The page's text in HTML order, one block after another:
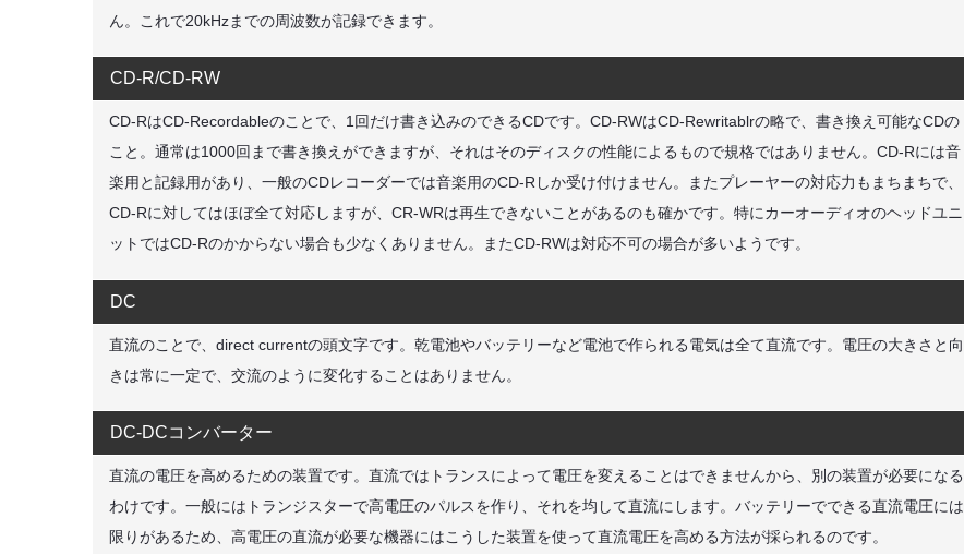
ん。これで20kHzまでの周波数が記録できます。
CD-R/CD-RW
CD-RはCD-Recordableのことで、1回だけ書き込みのできるCDです。CD-RWはCD-Rewritablrの略で、書き換え可能なCDの
こと。通常は1000回まで書き換えができますが、それはそのディスクの性能によるもので規格ではありません。CD-Rには音
楽用と記録用があり、一般のCDレコーダーでは音楽用のCD-Rしか受け付けません。またプレーヤーの対応力もまちまちで、
CD-Rに対してはほぼ全て対応しますが、CR-WRは再生できないことがあるのも確かです。特にカーオーディオのヘッドユニ
ットではCD-Rのかからない場合も少なくありません。またCD-RWは対応不可の場合が多いようです。
DC
直流のことで、direct currentの頭文字です。乾電池やバッテリーなど電池で作られる電気は全て直流です。電圧の大きさと向
きは常に一定で、交流のように変化することはありません。
DC-DCコンバーター
直流の電圧を高めるための装置です。直流ではトランスによって電圧を変えることはできませんから、別の装置が必要になる
わけです。一般にはトランジスターで高電圧のパルスを作り、それを均して直流にします。バッテリーでできる直流電圧には
限りがあるため、高電圧の直流が必要な機器にはこうした装置を使って直流電圧を高める方法が採られるのです。